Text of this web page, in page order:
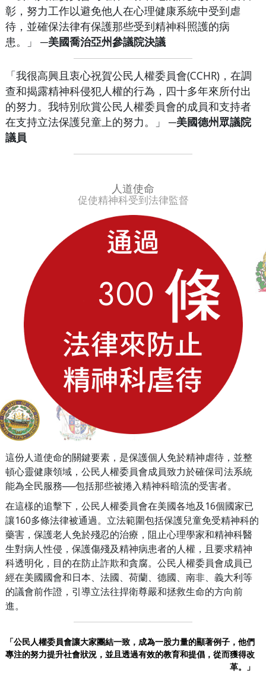
彰，努力工作以避免他人在心理健康系統中受到虐
待，並確保法律有保護那些受到精神科照護的病
患。」 ─美國喬治亞州參議院決議
「我很高興且衷心祝賀公民人權委員會(CCHR)，在調
查和揭露精神科侵犯人權的行為，四十多年來所付出
的努力。我特別欣賞公民人權委員會的成員和支持者
在支持立法保護兒童上的努力。」
─美國德州眾議院
議員
人道使命
促使精神科受到法律監督
300
這份人道使命的關鍵要素，是保護個人免於精神虐待，並整
頓心靈健康領域，公民人權委員會成員致力於確保司法系統
能為全民服務──包括那些被捲入精神科暗流的受害者。
在這樣的追擊下，公民人權委員會在美國各地及16個國家已
讓160多條法律被通過。立法範圍包括保護兒童免受精神科的
藥害，保護老人免於殘忍的治療，阻止心理學家和精神科醫
生對病人性侵，保護傷殘及精神病患者的人權，且要求精神
科透明化，目的在防止詐欺和貪腐。公民人權委員會成員已
經在美國國會和日本、法國、荷蘭、德國、南非、義大利等
的議會前作證，引導立法往捍衛尊嚴和拯救生命的方向前
進。
「公民人權委員會讓大家團結一致，成為一股力量的顯著例子，他們
專注的努力提升社會狀況，並且透過有效的教育和提倡，從而獲得改
革。」